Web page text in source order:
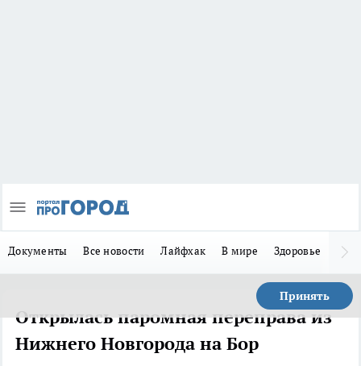
Документы Все новости Лайфхак В мире Здоровье
Принять
Открылась паромная переправа из
Нижнего Новгорода на Бор